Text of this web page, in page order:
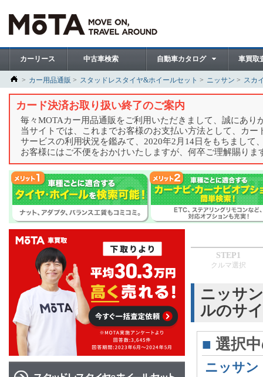
カーリース 中古車検索 自動車カタログ 車買取
カー用品通販 スタッドレスタイヤ&ホイールセット ニッサン スカ
カード決済お取り扱い終了のご案内
毎々MOTAカー用品通販をご利用いただきまして、誠にあり
当サイトでは、これまでお客様のお支払い方法として、カ
サービスの利用状況を鑑みて、2020年2月14日をもちまし
お客様にはご不便をおかけいたしますが、何卒ご理解賜りま
STEP1
クルマ選択
ニッサ
ルのサ
■ 選択
ニッサ